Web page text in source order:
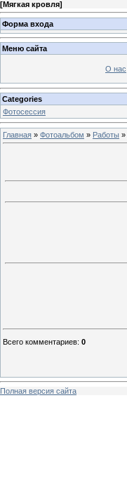
[Мягкая кровля]
Форма входа
Меню сайта
О нас
Categories
Фотосессия
Главная » Фотоальбом » Работы »
Всего комментариев: 0
Полная версия сайта